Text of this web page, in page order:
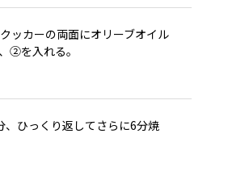
ッカーの両面にオリーブオイル
②を入れる。
、ひっくり返してさらに6分焼